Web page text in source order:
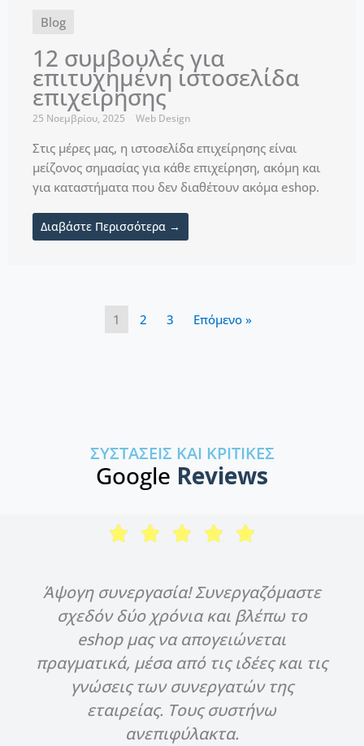
Blog
12 συμβουλές για
επιτυχημένη ιστοσελίδα
επιχείρησης
25 Νοεμβρίου, 2025 Web Design
Στις μέρες μας, η ιστοσελίδα επιχείρησης είναι
μείζονος σημασίας για κάθε επιχείρηση, ακόμη και
για καταστήματα που δεν διαθέτουν ακόμα eshop.
Διαβάστε Περισσότερα →
1 2 3 Επόμενο »
ΣΥΣΤΆΣΕΙΣ ΚΑΙ ΚΡΙΤΙΚΈΣ
Google Reviews
Άψογη συνεργασία! Συνεργαζόμαστε
σχεδόν δύο χρόνια και βλέπω το
eshop μας να απογειώνεται
πραγματικά, μέσα από τις ιδέες και τις
γνώσεις των συνεργατών της
εταιρείας. Τους συστήνω
ανεπιφύλακτα.